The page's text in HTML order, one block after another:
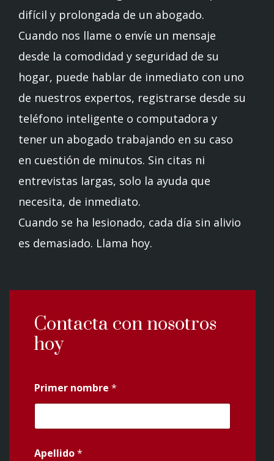
difícil y prolongada de un abogado.
Cuando nos llame o envíe un mensaje
desde la comodidad y seguridad de su
hogar, puede hablar de inmediato con uno
de nuestros expertos, registrarse desde su
teléfono inteligente o computadora y
tener un abogado trabajando en su caso
en cuestión de minutos. Sin citas ni
entrevistas largas, solo la ayuda que
necesita, de inmediato.
Cuando se ha lesionado, cada día sin alivio
es demasiado. Llama hoy.
Contacta con nosotros
hoy
Primer nombre *
Apellido*